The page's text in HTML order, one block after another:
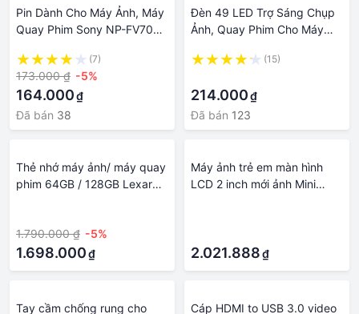
Pin Dành Cho Máy Ảnh, Máy
Quay Phim Sony NP-FV70
AZONE
(7)
173.000 ₫ -5%
164.000₫
Đã bán 38
Đèn 49 LED Trợ Sáng Chụp
Ảnh, Quay Phim Cho Máy
(15)
214.000₫
Đã bán 123
Thẻ nhớ máy ảnh/ máy quay
phim 64GB / 128GB Lexar
525MB/s - Hàng Chính hãng
1.790.000 ₫ -5%
1.698.000₫
Máy ảnh trẻ em màn hình
LCD 2 inch mới ảnh Mini
quà sinh nhật
2.021.888₫
Tay cầm chống rung cho
Cáp HDMI to USB 3.0 video